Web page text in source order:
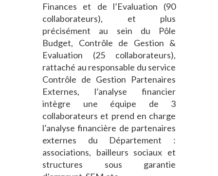
Finances et de l’Evaluation (90
collaborateurs), et plus
précisément au sein du Pôle
Budget, Contrôle de Gestion &
Evaluation (25 collaborateurs),
rattaché au responsable du service
Contrôle de Gestion Partenaires
Externes, l’analyse financier
intègre une équipe de 3
collaborateurs et prend en charge
l’analyse financière de partenaires
externes du Département :
associations, bailleurs sociaux et
structures sous garantie